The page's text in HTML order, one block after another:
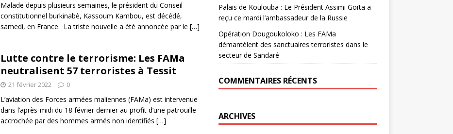
Malade depuis plusieurs semaines, le président du Conseil
constitutionnel burkinabè, Kassoum Kambou, est décédé,
samedi, en France. La triste nouvelle a été annoncée par le […]
Lutte contre le terrorisme: Les FAMa
neutralisent 57 terroristes à Tessit
21 février 2022 0
L’aviation des Forces armées maliennes (FAMa) est intervenue
dans l’après-midi du 18 février dernier au profit d’une patrouille
accrochée par des hommes armés non identifiés […]
Palais de Koulouba : Le Président Assimi Goïta a
reçu ce mardi l’ambassadeur de la Russie
Opération Dougoukoloko : Les FAMa
démantèlent des sanctuaires terroristes dans le
secteur de Sandaré
COMMENTAIRES RÉCENTS
ARCHIVES